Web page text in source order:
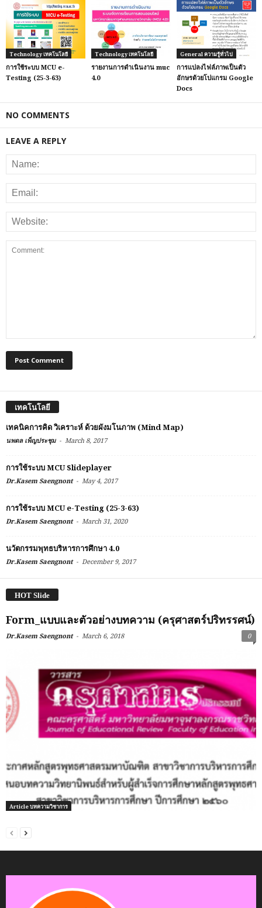
Technology เทคโนโลยี
การใช้ระบบ MCU e-
Testing (25-3-63)
Technology เทคโนโลยี
รายงานการดำเนินงาน muc
4.0
General ความรู้ทั่วไป
การแปลงไฟล์ภาพเป็นตัว
อักษรด้วยโปแกรม Google
Docs
NO COMMENTS
LEAVE A REPLY
เทคโนโลยี
เทคนิคการคิด วิเคราะห์ ด้วยผังมโนภาพ (Mind Map)
นพดล เพ็ญประชุม - March 8, 2017
การใช้ระบบ MCU Slideplayer
Dr.Kasem Saengnont - May 4, 2017
การใช้ระบบ MCU e-Testing (25-3-63)
Dr.Kasem Saengnont - March 31, 2020
นวัตกรรมพุทธบริหารการศึกษา 4.0
Dr.Kasem Saengnont - December 9, 2017
HOT Slide
Form_แบบและตัวอย่างบทความ (ครุศาสตร์ปริทรรศน์)
Dr.Kasem Saengnont - March 6, 2018 0
Article บทความวิชาการ